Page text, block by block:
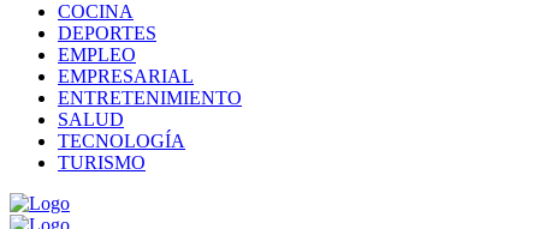
COCINA
DEPORTES
EMPLEO
EMPRESARIAL
ENTRETENIMIENTO
SALUD
TECNOLOGÍA
TURISMO